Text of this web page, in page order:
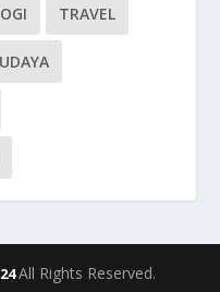
TRAVEL
All Rights Reserved.